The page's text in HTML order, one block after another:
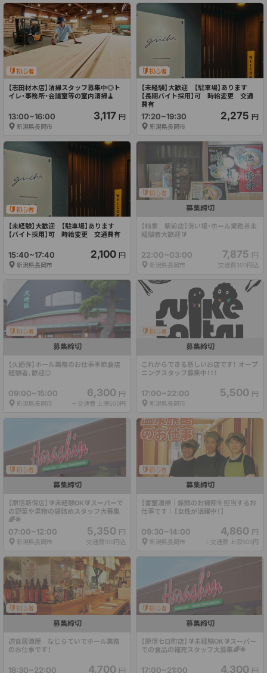
初心者
【志田材木店】清掃スタッフ募集中◎ト
イレ・事務所・会議室等の室内清掃🧹
13:00~16:00 3,117 円
新潟県長岡市
初心者
【未経験】大歓迎　【駐車場】あります
【長期バイト採用】可　時給変更　交通
費有
17:20~19:30 2,275 円
新潟県長岡市
初心者
【未経験】大歓迎　【駐車場】あります
【バイト採用】可　時給変更　交通費有
15:40~17:40 2,100 円
新潟県長岡市
初心者
募集締切
【柿家　駅前店】洗い場・ホール業務🍜未
経験者大歓迎🔰
22:00~03:00 7,875 円
新潟県長岡市 交通費300円込
初心者
募集締切
【久廼弥】ホール業務のお仕事🌟飲食店
経験者、歓迎◎
09:00~15:00 6,300 円
新潟県長岡市 ＋交通費 上限500円
初心者
募集締切
これからできる新しいお店です！ オープ
ニングスタッフ募集中！！！
17:00~22:00 5,500 円
新潟県長岡市
初心者
募集締切
【原信新保店】🔰未経験OK🔰スーパーで
の野菜や果物の袋詰めスタッフ大募集
🌈🌟
07:00~12:00 5,350 円
新潟県長岡市 交通費100円込
初心者
募集締切
【客室清掃｜旅館のお掃除を担当するお
仕事です｜【女性が活躍中！】
09:30~14:00 4,860 円
新潟県長岡市 ＋交通費 上限500円
初心者
募集締切
遊食居酒屋　なじらていでホール業務
のお仕事です！
18:30~22:00 4,700 円
初心者
募集締切
【原信七日町店】🔰未経験OK🔰スーパー
での食品の補充スタッフ大募集🌈🌟
17:00~21:00 4,300 円